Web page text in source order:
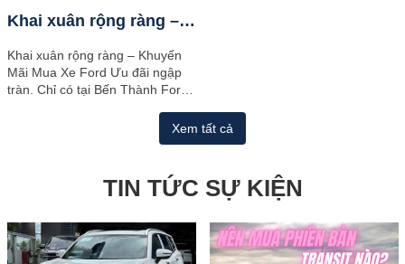
Khai xuân rộng ràng – Ưu đãi ngập tràn chỉ có tại Bến Thành Ford
Khai xuân rộng ràng – Khuyến
Mãi Mua Xe Ford Ưu đãi ngập
tràn. Chỉ có tại Bến Thành Ford
Xem tất cả
TIN TỨC SỰ KIỆN